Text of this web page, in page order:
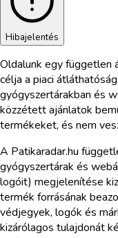
Hibajelentés
Oldalunk egy független
célja a piaci
gyógyszertárakban és
közzétett ajánlatok
termékeket, és nem
A Patikaradar.hu
gyógyszertárak és
logóit) megjelenítése
termék forrásának
védjegyek, logók és
kizárólagos tulajdonát